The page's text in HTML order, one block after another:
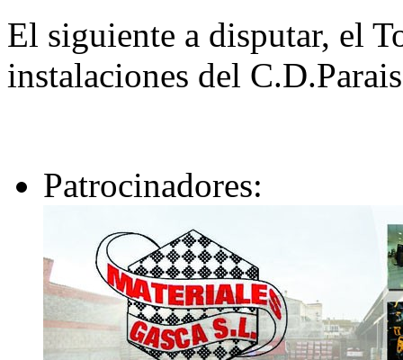
El siguiente a disputar, el
instalaciones del
Patrocinadores: